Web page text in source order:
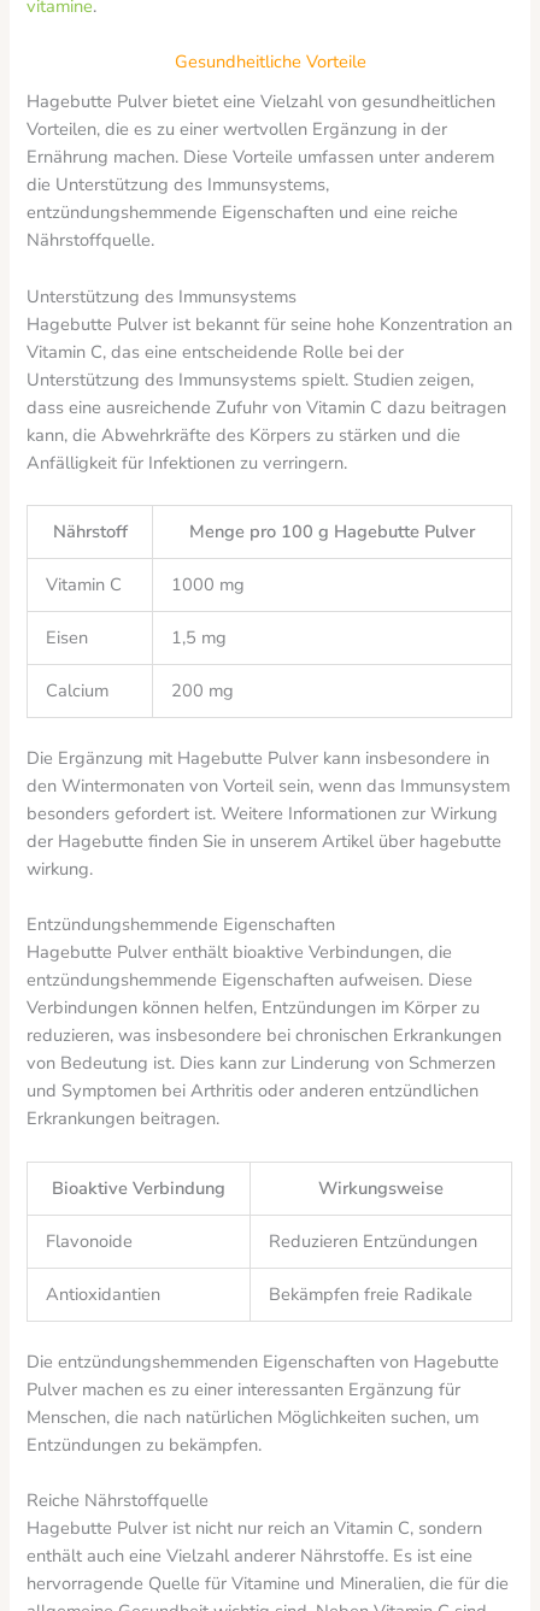
vitamine.
Gesundheitliche Vorteile
Hagebutte Pulver bietet eine Vielzahl von gesundheitlichen
Vorteilen, die es zu einer wertvollen Ergänzung in der
Ernährung machen. Diese Vorteile umfassen unter anderem
die Unterstützung des Immunsystems,
entzündungshemmende Eigenschaften und eine reiche
Nährstoffquelle.
Unterstützung des Immunsystems
Hagebutte Pulver ist bekannt für seine hohe Konzentration an
Vitamin C, das eine entscheidende Rolle bei der
Unterstützung des Immunsystems spielt. Studien zeigen,
dass eine ausreichende Zufuhr von Vitamin C dazu beitragen
kann, die Abwehrkräfte des Körpers zu stärken und die
Anfälligkeit für Infektionen zu verringern.
Nährstoff Menge pro 100 g Hagebutte Pulver
Vitamin C 1000 mg
Eisen 1,5 mg
Calcium 200 mg
Die Ergänzung mit Hagebutte Pulver kann insbesondere in
den Wintermonaten von Vorteil sein, wenn das Immunsystem
besonders gefordert ist. Weitere Informationen zur Wirkung
der Hagebutte finden Sie in unserem Artikel über hagebutte
wirkung.
Entzündungshemmende Eigenschaften
Hagebutte Pulver enthält bioaktive Verbindungen, die
entzündungshemmende Eigenschaften aufweisen. Diese
Verbindungen können helfen, Entzündungen im Körper zu
reduzieren, was insbesondere bei chronischen Erkrankungen
von Bedeutung ist. Dies kann zur Linderung von Schmerzen
und Symptomen bei Arthritis oder anderen entzündlichen
Erkrankungen beitragen.
Bioaktive Verbindung Wirkungsweise
Flavonoide Reduzieren Entzündungen
Antioxidantien Bekämpfen freie Radikale
Die entzündungshemmenden Eigenschaften von Hagebutte
Pulver machen es zu einer interessanten Ergänzung für
Menschen, die nach natürlichen Möglichkeiten suchen, um
Entzündungen zu bekämpfen.
Reiche Nährstoffquelle
Hagebutte Pulver ist nicht nur reich an Vitamin C, sondern
enthält auch eine Vielzahl anderer Nährstoffe. Es ist eine
hervorragende Quelle für Vitamine und Mineralien, die für die